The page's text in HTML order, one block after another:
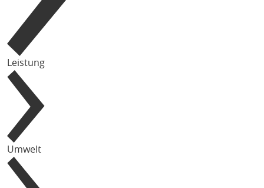
Leistung
Umwelt